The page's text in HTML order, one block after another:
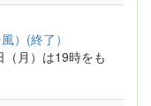
）(終了）
月）は19時をも